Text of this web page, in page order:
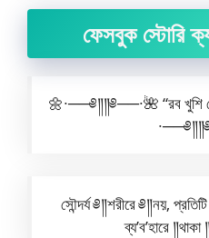
ফেসবুক স্টোরি
🌼∙──༅༎༎༅──∙🌺 “রব
সৌন্দর্য ༅༎শরীরে ༅༎নয়,
ব্য’ব’হারে